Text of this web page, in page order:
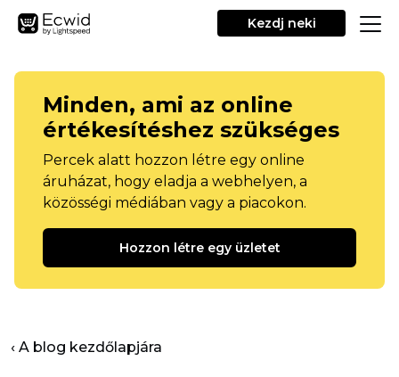
Kezdj neki
Minden, ami az online
értékesítéshez szükséges
Percek alatt hozzon létre egy online
áruházat, hogy eladja a webhelyen, a
közösségi médiában vagy a piacokon.
Hozzon létre egy üzletet
‹ A blog kezdőlapjára